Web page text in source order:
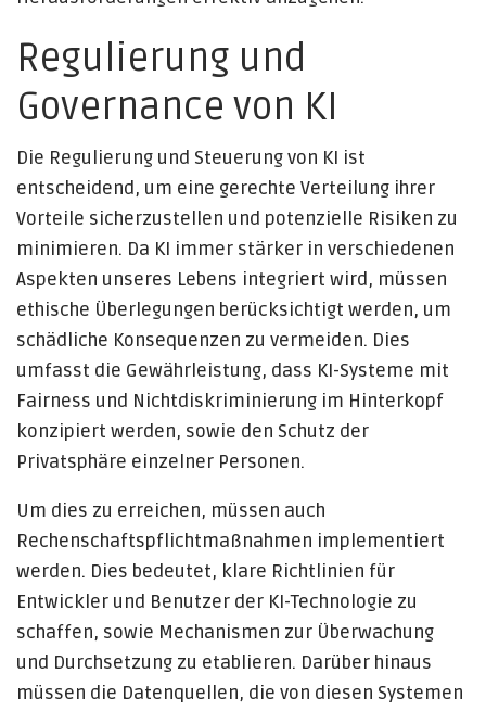
Regulierung und
Governance von KI
Die Regulierung und Steuerung von KI ist
entscheidend, um eine gerechte Verteilung ihrer
Vorteile sicherzustellen und potenzielle Risiken zu
minimieren. Da KI immer stärker in verschiedenen
Aspekten unseres Lebens integriert wird, müssen
ethische Überlegungen berücksichtigt werden, um
schädliche Konsequenzen zu vermeiden. Dies
umfasst die Gewährleistung, dass KI-Systeme mit
Fairness und Nichtdiskriminierung im Hinterkopf
konzipiert werden, sowie den Schutz der
Privatsphäre einzelner Personen.
Um dies zu erreichen, müssen auch
Rechenschaftspflichtmaßnahmen implementiert
werden. Dies bedeutet, klare Richtlinien für
Entwickler und Benutzer der KI-Technologie zu
schaffen, sowie Mechanismen zur Überwachung
und Durchsetzung zu etablieren. Darüber hinaus
müssen die Datenquellen, die von diesen Systemen